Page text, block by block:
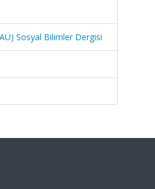
Sosyal Bilimler Dergisi